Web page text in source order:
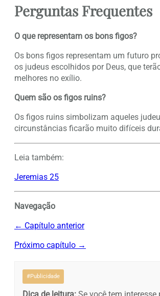
Perguntas Frequentes
O que representam os bons figos?
Os bons figos representam um futuro
os judeus escolhidos por Deus, que
melhores no exílio.
Quem são os figos ruins?
Os figos ruins simbolizam aqueles
circunstâncias ficarão muito difíceis
Leia também:
Jeremias 25
Navegação
← Capítulo anterior
Próximo capítulo →
#Publicidade